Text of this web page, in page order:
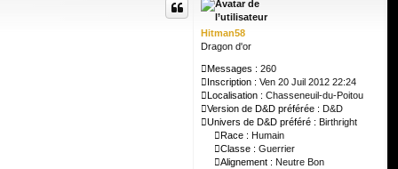
Hitman58
Dragon d'or
Messages : 260
Inscription : Ven 20 Juil 2012 22:24
Localisation : Chasseneuil-du-Poitou
Version de D&D préférée : D&D
Univers de D&D préféré : Birthright
Race : Humain
Classe : Guerrier
Alignement : Neutre Bon